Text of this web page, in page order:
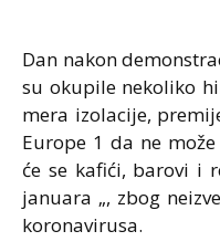
Dan nakon
su okupile nekoliko
mera izolacije,
Europe 1 da ne
će se kafići, barovi i
januara „, zbog
koronavirusa.